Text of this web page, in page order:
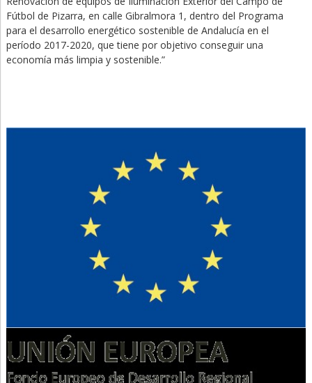
Fútbol de Pizarra, en calle Gibralmora 1, dentro del Programa
para el desarrollo energético sostenible de Andalucía en el
período 2017-2020, que tiene por objetivo conseguir una
economía más limpia y sostenible.”